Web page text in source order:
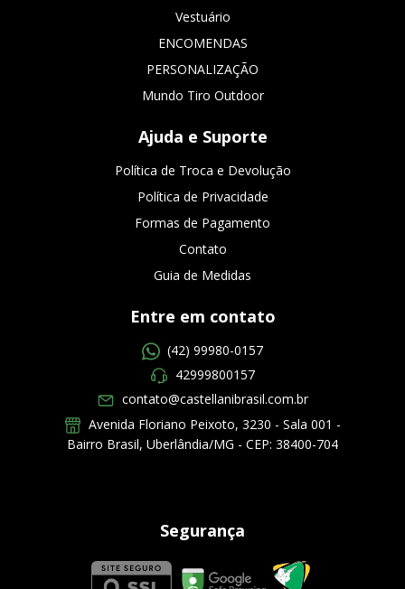
Vestuário
ENCOMENDAS
PERSONALIZAÇÃO
Mundo Tiro Outdoor
Ajuda e Suporte
Política de Troca e Devolução
Política de Privacidade
Formas de Pagamento
Contato
Guia de Medidas
Entre em contato
(42) 99980-0157
42999800157
contato@castellanibrasil.com.br
Avenida Floriano Peixoto, 3230 - Sala 001 -
Bairro Brasil, Uberlândia/MG - CEP: 38400-704
Segurança